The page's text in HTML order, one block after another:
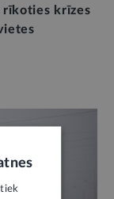
rīkoties krīzes